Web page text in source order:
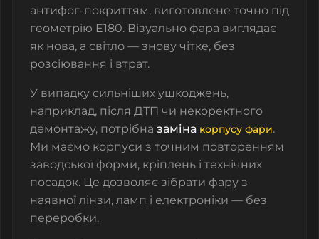
антифог-покриттям, виготовлене точно під
геометрію E180. Візуально фара виглядає
як нова, а світло — знову чітке, без
розсіювання і втрат.
У випадку сильніших ушкоджень,
наприклад, після ДТП чи некоректного
демонтажу, потрібна заміна корпусу фари.
Ми маємо корпуси з точним повторенням
заводської форми, кріплень і технічних
посадок. Це дозволяє зібрати фару з
наявної лінзи, ламп і електроніки — без
переробки.